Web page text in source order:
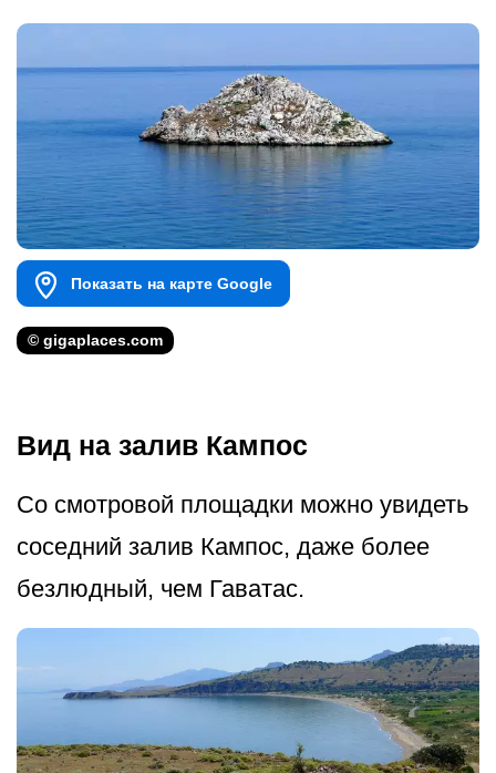
Показать на карте Google
© gigaplaces.com
Вид на залив Кампос
Со смотровой площадки можно увидеть
соседний залив Кампос, даже более
безлюдный, чем Гаватас.